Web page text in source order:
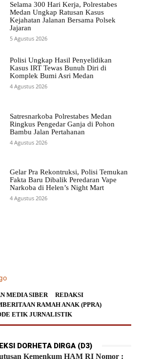
Selama 300 Hari Kerja, Polrestabes
Medan Ungkap Ratusan Kasus
Kejahatan Jalanan Bersama Polsek
Jajaran
5 Agustus 2026
Polisi Ungkap Hasil Penyelidikan
Kasus IRT Tewas Bunuh Diri di
Komplek Bumi Asri Medan
4 Agustus 2026
Satresnarkoba Polrestabes Medan
Ringkus Pengedar Ganja di Pohon
Bambu Jalan Pertahanan
4 Agustus 2026
Gelar Pra Rekontruksi, Polisi Temukan
Fakta Baru Dibalik Peredaran Vape
Narkoba di Helen’s Night Mart
4 Agustus 2026
MEDIA SIBER
REDAKSI
RAMAH ANAK (PPRA)
ETIK JURNALISTIK
DORHETA DIRGA (D3)
Kemenkum HAM RI Nomor :